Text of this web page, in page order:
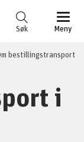
Meny
Søk
bestillingstransport
i